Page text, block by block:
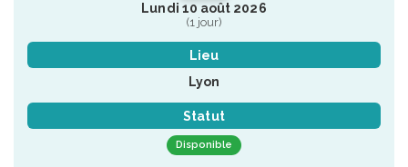
Lundi 10 août 2026
(1 jour)
Lieu
Lyon
Statut
Disponible